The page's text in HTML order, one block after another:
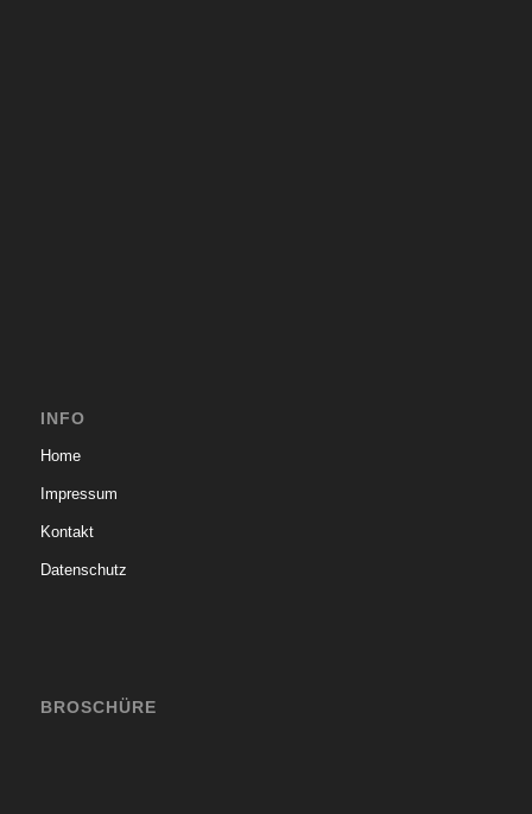
INFO
Home
Impressum
Kontakt
Datenschutz
BROSCHÜRE